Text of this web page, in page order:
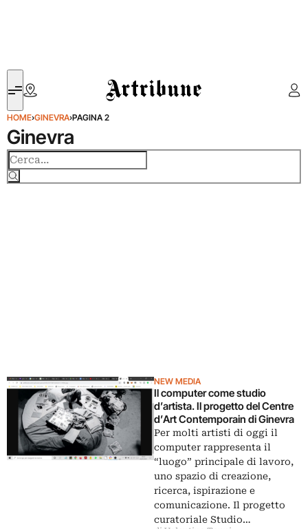
Artribune
HOME›GINEVRA›PAGINA 2
Ginevra
NEW MEDIA
Il computer come studio
d’artista. Il progetto del Centre
d’Art Contemporain di Ginevra
Per molti artisti di oggi il
computer rappresenta il
“luogo” principale di lavoro,
uno spazio di creazione,
ricerca, ispirazione e
comunicazione. Il progetto
curatoriale Studio…